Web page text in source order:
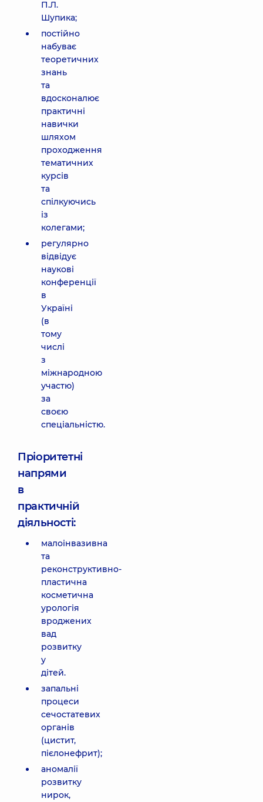
П.Л.
Шупика;
постійно
набуває
теоретичних
знань
та
вдосконалює
практичні
навички
шляхом
проходження
тематичних
курсів
та
спілкуючись
із
колегами;
регулярно
відвідує
наукові
конференції
в
Україні
(в
тому
числі
з
міжнародною
участю)
за
своєю
спеціальністю.
Пріоритетні
напрями
в
практичній
діяльності:
малоінвазивна
та
реконструктивно-
пластична
косметична
урологія
вроджених
вад
розвитку
у
дітей.
запальні
процеси
сечостатевих
органів
(цистит,
пієлонефрит);
аномалії
розвитку
нирок,